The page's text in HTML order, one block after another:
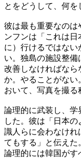
とをどうして、何を
彼は最も重要なのは
ンフンは「これは日
に）行けるではな
い。独島の施設整備
改善しなければなら
か。やることがない
おいて、写真を撮る
論理的に武装し、学
した。彼は「日本
識人らに会わなけれ
てもする」と伝えた
論理的には韓国がす